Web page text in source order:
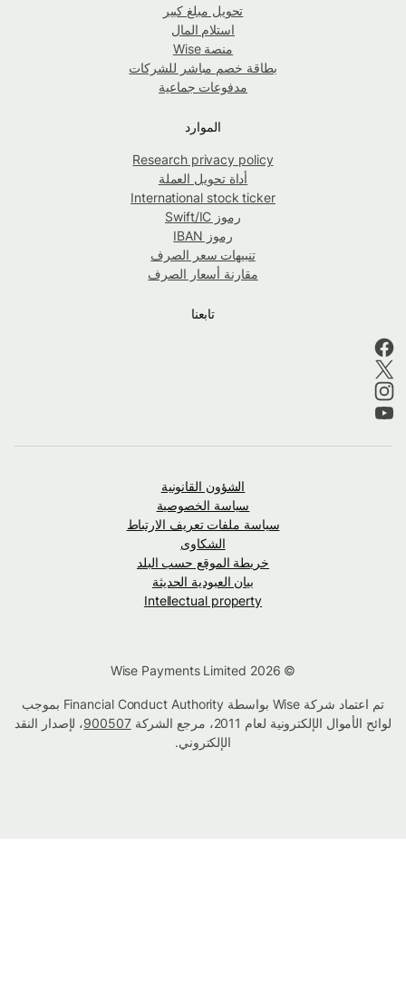
تحويل مبلغ كبير
استلام المال
منصة Wise
بطاقة خصم مباشر للشركات
مدفوعات جماعية
الموارد
Research privacy policy
أداة تحويل العملة
International stock ticker
رموز Swift/IC
رموز IBAN
تنبيهات سعر الصرف
مقارنة أسعار الصرف
تابعنا
الشؤون القانونية
سياسة الخصوصية
سياسة ملفات تعريف الارتباط
الشكاوى
خريطة الموقع حسب البلد
بيان العبودية الحديثة
Intellectual property
تم اعتماد شركة Wise بواسطة Financial Conduct Authority بموجب
لوائح الأموال الإلكترونية لعام 2011، مرجع الشركة
900507، لإصدار النقد
الإلكتروني.